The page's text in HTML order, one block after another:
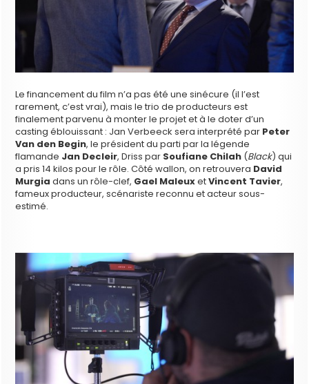
Le financement du film n’a pas été une sinécure (il l’est
rarement, c’est vrai), mais le trio de producteurs est
finalement parvenu à monter le projet et à le doter d’un
casting éblouissant : Jan Verbeeck sera interprété par Peter
Van den Begin, le président du parti par la légende
flamande Jan Decleir, Driss par Soufiane Chilah (Black) qui
a pris 14 kilos pour le rôle. Côté wallon, on retrouvera David
Murgia dans un rôle-clef, Gael MaleuxetVincent Tavier,
fameux producteur, scénariste reconnu et acteur sous-
estimé.